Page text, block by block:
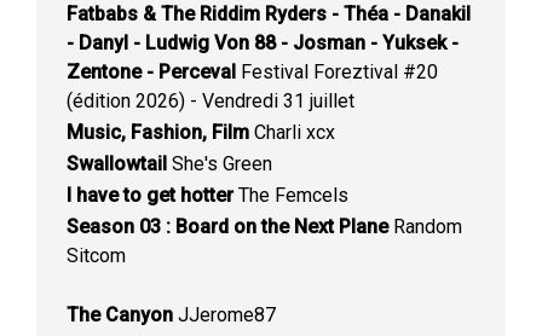
Fatbabs & The Riddim Ryders - Théa - Danakil
- Danyl - Ludwig Von 88 - Josman - Yuksek -
Zentone - Perceval Festival Foreztival #20
(édition 2026) - Vendredi 31 juillet
Music, Fashion, Film Charli xcx
Swallowtail She's Green
I have to get hotterThe Femcels
Season 03 : Board on the Next PlaneRandom
Sitcom
The Canyon JJerome87